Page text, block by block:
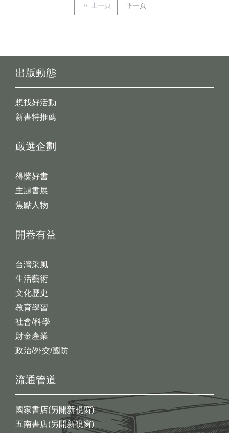
上一頁 下一頁
出版動態
想找好活動
新書特推薦
開卷有益
台灣采風
生活藝術
文化歷史
教育學習
社會/科學
財金產業
政治/外交/國防
嚴選企劃
得獎好書
主題書展
焦點人物
流通管道
國家書店(另開新視窗)
五南書店(另開新視窗)